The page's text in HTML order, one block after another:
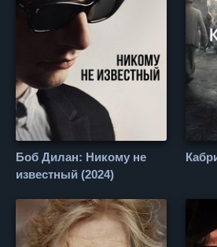
Боб Дилан: Никому не
известный (2024)